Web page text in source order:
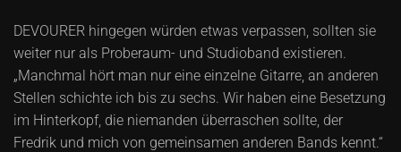
DEVOURER hingegen würden etwas verpassen, sollten sie
weiter nur als Proberaum- und Studioband existieren.
„Manchmal hört man nur eine einzelne Gitarre, an anderen
Stellen schichte ich bis zu sechs. Wir haben eine Besetzung
im Hinterkopf, die niemanden überraschen sollte, der
Fredrik und mich von gemeinsamen anderen Bands kennt.“